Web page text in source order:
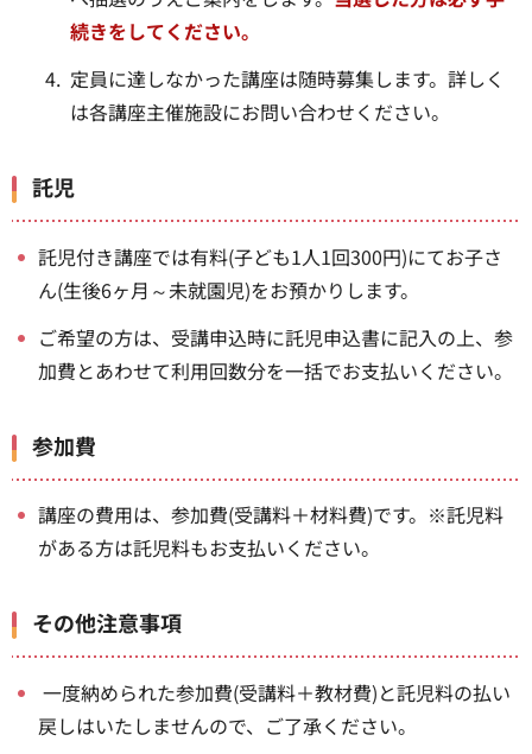
続きをしてください。
定員に達しなかった講座は随時募集します。詳しく
は各講座主催施設にお問い合わせください。
託児
託児付き講座では有料(子ども1人1回300円)にてお子さ
ん(生後6ヶ月～未就園児)をお預かりします。
ご希望の方は、受講申込時に託児申込書に記入の上、参
加費とあわせて利用回数分を一括でお支払いください。
参加費
講座の費用は、参加費(受講料＋材料費)です。※託児料
がある方は託児料もお支払いください。
その他注意事項
一度納められた参加費(受講料＋教材費)と託児料の払い
戻しはいたしませんので、ご了承ください。